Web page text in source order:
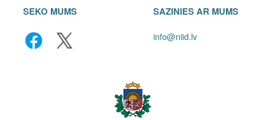
SEKO MUMS SAZINIES AR MUMS
info@niid.lv